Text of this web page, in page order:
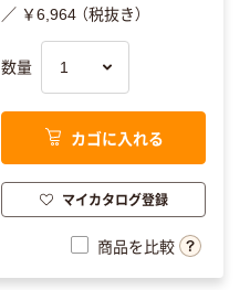
／ ￥6,964 （税抜き）
数量
カゴに入れる
マイカタログ登録
商品を比較